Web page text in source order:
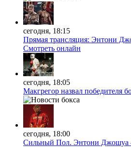
сегодня, 18:15
Прямая трансляция: Энтони
Смотреть онлайн
сегодня, 18:05
Макгрегор назвал победителя
сегодня, 18:00
Сильный Пол. Энтони Джошуа